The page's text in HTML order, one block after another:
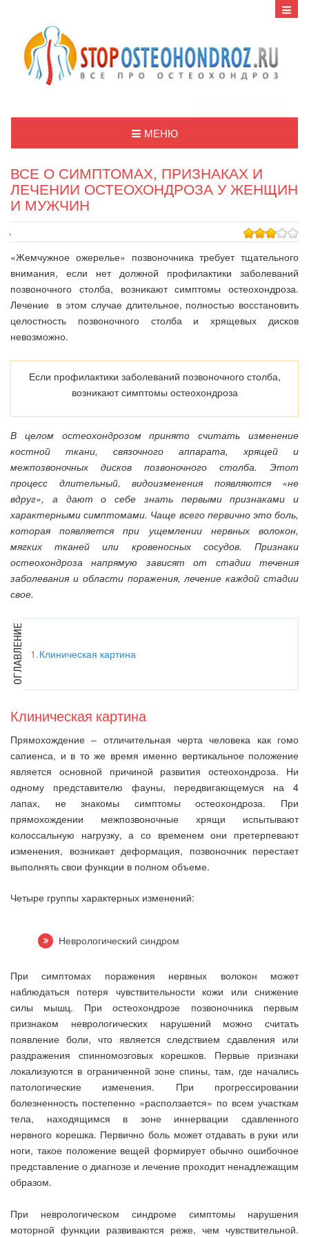
МЕНЮ
ВСЕ О СИМПТОМАХ, ПРИЗНАКАХ И
ЛЕЧЕНИИ ОСТЕОХОНДРОЗА У ЖЕНЩИН
И МУЖЧИН
,
«Жемчужное ожерелье» позвоночника требует тщательного
внимания, если нет должной профилактики заболеваний
позвоночного столба, возникают симптомы остеохондроза.
Лечение в этом случае длительное, полностью восстановить
целостность позвоночного столба и хрящевых дисков
невозможно.
Если профилактики заболеваний позвоночного столба,
возникают симптомы остеохондроза
В целом остеохондрозом принято считать изменение
костной ткани, связочного аппарата, хрящей и
межпозвоночных дисков позвоночного столба. Этот
процесс длительный, видоизменения появляются «не
вдруг», а дают о себе знать первыми признаками и
характерными симптомами. Чаще всего первично это боль,
которая появляется при ущемлении нервных волокон,
мягких тканей или кровеносных сосудов. Признаки
остеохондроза напрямую зависят от стадии течения
заболевания и области поражения, лечение каждой стадии
свое.
Клиническая картина
Клиническая картина
Прямохождение ‒ отличительная черта человека как гомо
сапиенса, и в то же время именно вертикальное положение
является основной причиной развития остеохондроза. Ни
одному представителю фауны, передвигающемуся на 4
лапах, не знакомы симптомы остеохондроза. При
прямохождении межпозвоночные хрящи испытывают
колоссальную нагрузку, а со временем они претерпевают
изменения, возникает деформация, позвоночник перестает
выполнять свои функции в полном объеме.
Четыре группы характерных изменений:
Неврологический синдром
При симптомах поражения нервных волокон может
наблюдаться потеря чувствительности кожи или снижение
силы мышц. При остеохондрозе позвоночника первым
признаком неврологических нарушений можно считать
появление боли, что является следствием сдавления или
раздражения спинномозговых корешков. Первые признаки
локализуются в ограниченной зоне спины, там, где начались
патологические изменения. При прогрессировании
болезненность постепенно «расползается» по всем участкам
тела, находящимся в зоне иннервации сдавленного
нервного корешка. Первично боль может отдавать в руки или
ноги, такое положение вещей формирует обычно ошибочное
представление о диагнозе и лечение проходит ненадлежащим
образом.
При неврологическом синдроме симптомы нарушения
моторной функции развиваются реже, чем чувствительной.